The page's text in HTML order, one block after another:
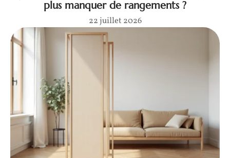
plus manquer de rangements ?
22 juillet 2026